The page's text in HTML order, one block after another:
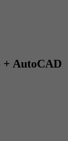
AutoCAD